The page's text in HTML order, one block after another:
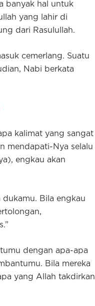
banyak hal untuk
yang lahir di
dari Rasulullah.
cemerlang. Suatu
Nabi berkata
kalimat yang sangat
mendapati-Nya selalu
engkau akan
dukamu. Bila engkau
dengan apa-apa
Bila mereka
yang Allah takdirkan